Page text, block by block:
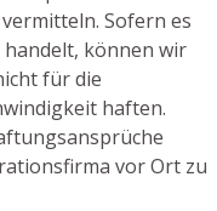
Sofern es
können wir
für die
haften.
vor Ort zu